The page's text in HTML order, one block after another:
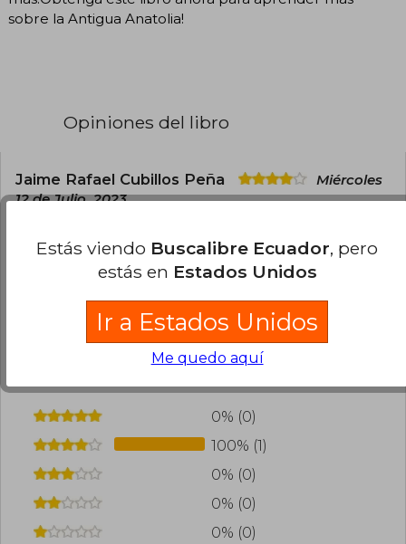
sobre la Antigua Anatolia!
Opiniones del libro
Jaime Rafael Cubillos Peña
Miércoles
12 de Julio, 2023
Muy oportuna la entrega, y muy interesante el
tema tratado. Muchas gracias
1
¿Leíste este libro? Inicia sesiónpara poder
agregar tu propia evaluación.
0% (0)
100% (1)
0% (0)
0% (0)
0% (0)
Estás viendo Buscalibre Ecuador, pero
estás en Estados Unidos
Ir a Estados Unidos
Me quedo aquí